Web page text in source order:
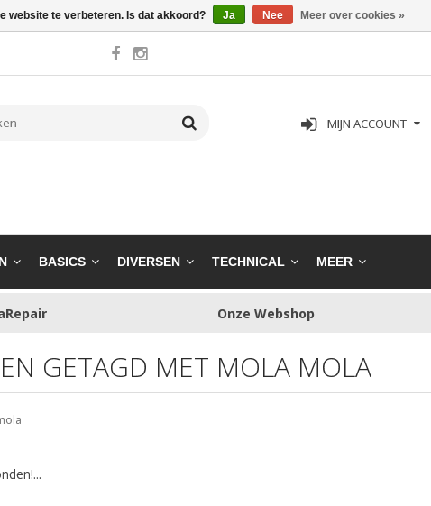
MIJN ACCOUNT
BASICS DIVERSEN TECHNICAL MEER
Onze Webshop
GETAGD MET MOLA MOLA
website te verbeteren. Is dat akkoord? Ja Nee Meer over cookies »